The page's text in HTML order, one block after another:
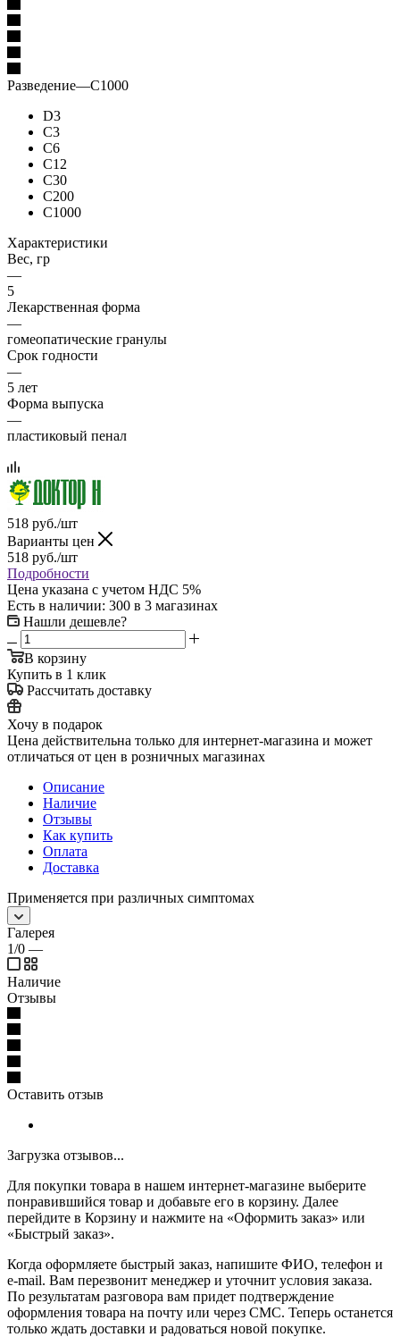
Разведение—C1000
D3
C3
C6
C12
C30
C200
C1000
Характеристики
Вес, гр
—
5
Лекарственная форма
—
гомеопатические гранулы
Срок годности
—
5 лет
Форма выпуска
—
пластиковый пенал
518 руб./шт
Варианты цен
518 руб./шт
Подробности
Цена указана с учетом НДС 5%
Есть в наличии: 300 в 3 магазинах
Нашли дешевле?
В корзину
Купить в 1 клик
Рассчитать доставку
Хочу в подарок
Цена действительна только для интернет-магазина и может
отличаться от цен в розничных магазинах
Описание
Наличие
Отзывы
Как купить
Оплата
Доставка
Применяется при различных симптомах
Галерея
1/0 —
Наличие
Отзывы
Оставить отзыв
Загрузка отзывов...
Для покупки товара в нашем интернет-магазине выберите
понравившийся товар и добавьте его в корзину. Далее
перейдите в Корзину и нажмите на «Оформить заказ» или
«Быстрый заказ».
Когда оформляете быстрый заказ, напишите ФИО, телефон и
e-mail. Вам перезвонит менеджер и уточнит условия заказа.
По результатам разговора вам придет подтверждение
оформления товара на почту или через СМС. Теперь останется
только ждать доставки и радоваться новой покупке.